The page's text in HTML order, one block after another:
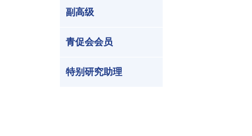
副高级
青促会会员
特别研究助理